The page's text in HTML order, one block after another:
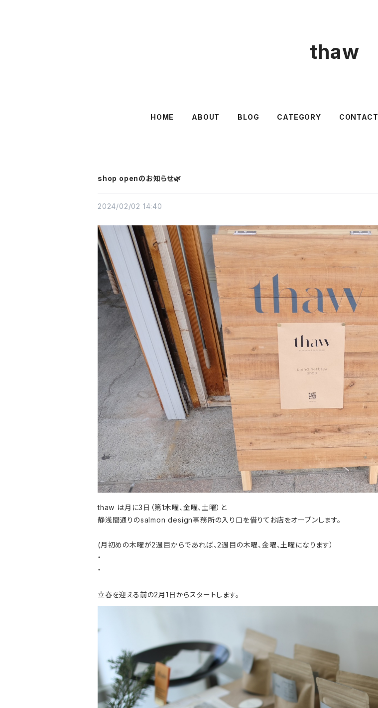
thaw
HOME ABOUT BLOG CATEGORY CONTACT
shop openのお知らせ🌿
2024/02/02 14:40
thaw は月に3日（第1木曜、金曜、土曜）と
静浅間通りのsalmon design事務所の入り口を借りてお店をオープンします。
(月初めの木曜が2週目からであれば、2週目の木曜、金曜、土曜になります）
・
・
立春を迎える前の2月1日からスタートします。